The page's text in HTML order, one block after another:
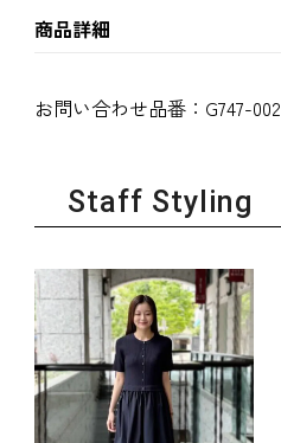
商品詳細
お問い合わせ品番： G747-002
Staff Styling